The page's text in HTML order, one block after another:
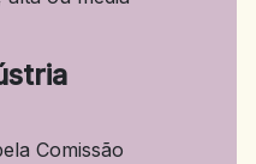
Comissão